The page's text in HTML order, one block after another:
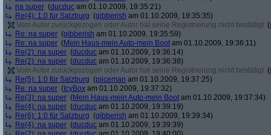
na super (ducduc am 01.10.2009, 19:35:21)
Re(4): 1:0 für Salzburg (gibberish am 01.10.2009, 19:35:35)
Vom Autor zurückgezogen oder Autor hat seine Registrierung nicht bestätigt (
Re: na super (gibberish am 01.10.2009, 19:35:59)
Re: na super (Mein Haus-mein Auto-mein Boot am 01.10.2009, 19:36:11)
Re(2): na super (ducduc am 01.10.2009, 19:36:14)
Re(2): na super (ducduc am 01.10.2009, 19:36:38)
Vom Autor zurückgezogen oder Autor hat seine Registrierung nicht bestätigt (
Re(5): 1:0 für Salzburg (piiceman am 01.10.2009, 19:37:25)
Re: na super ( IcyBox am 01.10.2009, 19:37:32)
Re(3): na super (Mein Haus-mein Auto-mein Boot am 01.10.2009, 19:37:34)
Re(4): na super (ducduc am 01.10.2009, 19:39:19)
Re(6): 1:0 für Salzburg (gibberish am 01.10.2009, 19:39:34)
Re(4): na super (ducduc am 01.10.2009, 19:39:39)